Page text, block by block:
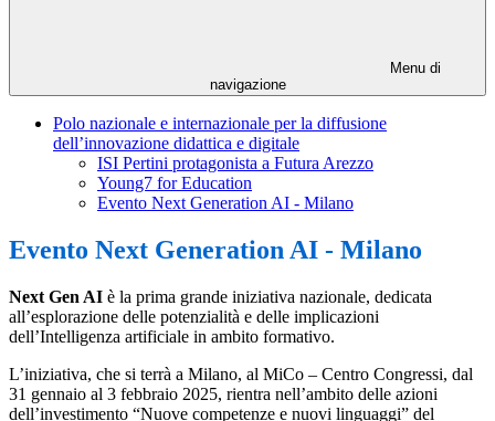
Menu di
navigazione
Polo nazionale e internazionale per la diffusione
dell’innovazione didattica e digitale
ISI Pertini protagonista a Futura Arezzo
Young7 for Education
Evento Next Generation AI - Milano
Evento Next Generation AI - Milano
Next Gen AI è la prima grande iniziativa nazionale, dedicata
all’esplorazione delle potenzialità e delle implicazioni
dell’Intelligenza artificiale in ambito formativo.
L’iniziativa, che si terrà a Milano, al MiCo – Centro Congressi, dal
31 gennaio al 3 febbraio 2025, rientra nell’ambito delle azioni
dell’investimento “Nuove competenze e nuovi linguaggi” del